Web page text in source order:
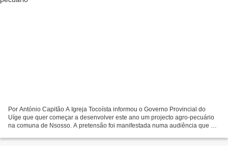
Por António Capitão A Igreja Tocoísta informou o Governo Provincial do
Uíge que quer começar a desenvolver este ano um projecto agro-pecuário
na comuna de Nsosso. A pretensão foi manifestada numa audiência que o